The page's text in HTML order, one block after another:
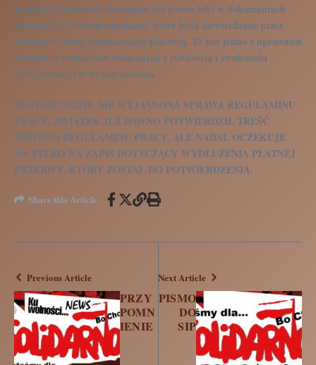
Komisja Solidarność zauważyła już pewne luki w dokumentach
związanych z wynagrodzeniami, które będą zatwierdzane przez
związek w nowej dokumentacji płacowej. To jest jedno z uprawnień
związku w rozmowach związanych z równością i zwalczaniu
dyskryminacji w wynagradzaniu.
ZOSTAJE NADAL NIE WYJAŚNONA SPRAWA REGULAMINU
PRACY. ZWIĄZEK JUŻ DAWNO POTWIERDZIŁ TREŚĆ
NOWEGO REGULAMINU PRACY, ALE NADAL OCZEKUJE
NA TYLKO NA ZAPIS DOTYCZĄCY WYDŁUŻENIA PŁATNEJ
PRZERWY, KTÓRY ZOSTAŁ DO POTWIERDZENIA.
Share this Article
Previous Article
PRZY
POMN
IENIE
Next Article
PISMO
DO
SIP